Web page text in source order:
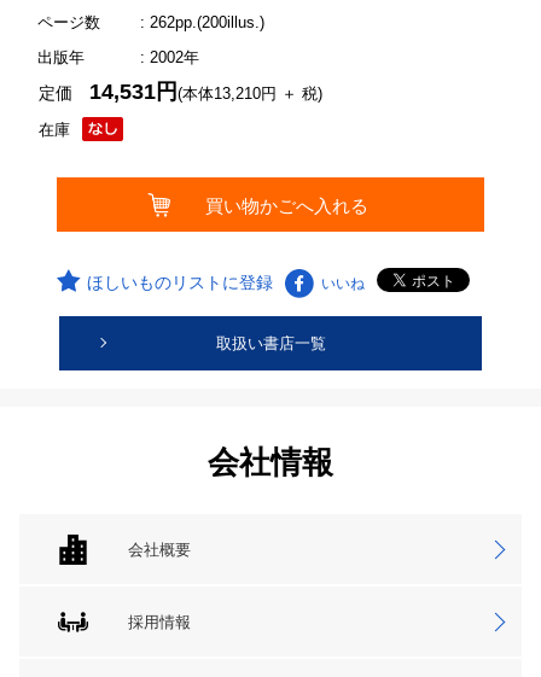
ページ数
: 262pp.(200illus.)
出版年
: 2002年
在庫
定価 14,531円(本体13,210円 ＋ 税)
ほしいものリストに登録 いいね
取扱い書店一覧
会社情報
会社概要
採用情報